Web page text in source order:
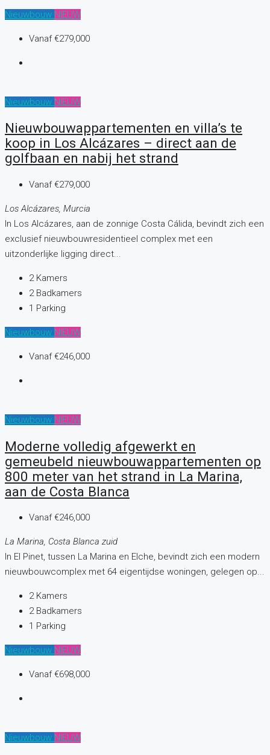
Nieuwbouw NIEUW
Vanaf€279,000
Nieuwbouw NIEUW
Nieuwbouwappartementen en villa’s te
koop in Los Alcázares – direct aan de
golfbaan en nabij het strand
Vanaf€279,000
Los Alcázares, Murcia
In Los Alcázares, aan de zonnige Costa Cálida, bevindt zich een
exclusief nieuwbouwresidentieel complex met een
uitzonderlijke ligging direct...
2 Kamers
2 Badkamers
1 Parking
Nieuwbouw NIEUW
Vanaf€246,000
Nieuwbouw NIEUW
Moderne volledig afgewerkt en
gemeubeld nieuwbouwappartementen op
800 meter van het strand in La Marina,
aan de Costa Blanca
Vanaf€246,000
La Marina, Costa Blanca zuid
In El Pinet, tussen La Marina en Elche, bevindt zich een modern
nieuwbouwcomplex met 64 eigentijdse woningen, gelegen op...
2 Kamers
2 Badkamers
1 Parking
Nieuwbouw NIEUW
Vanaf€698,000
Nieuwbouw NIEUW